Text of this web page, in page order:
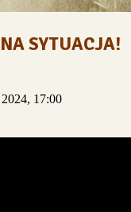
SYTUACJA!
17:00